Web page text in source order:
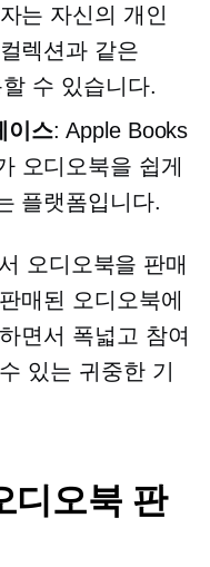
는 자신의 개인
렉션과 같은
수 있습니다.
이스: Apple Books
오디오북을 쉽게
플랫폼입니다.
오디오북을 판매
매된 오디오북에
면서 폭넓고 참여
있는 귀중한 기
오북 판